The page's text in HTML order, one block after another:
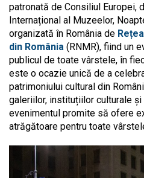
patronată de Consiliul Europei,
Internațional al Muzeelor,
organizată în România de
din România (RNMR), fiind un
publicul de toate vârstele, în
este o ocazie unică de a
patrimoniului cultural din
galeriilor, instituțiilor culturale
evenimentul promite să ofere
atrăgătoare pentru toate